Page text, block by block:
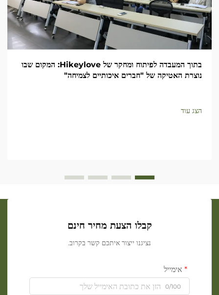
בתוך המעבדה לפיתוח ומחקר של Hikeylove: המקום שבו
נוצרת האטיקה של "חברים איכותיים לצמיחה"
הצג עוד
קבלו הצעת מחיר חינם
נציגנו ייצור איתכם קשר בקרוב.
אימייל
0/100